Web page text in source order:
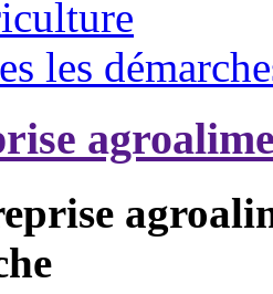
les